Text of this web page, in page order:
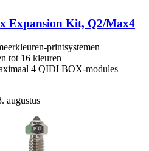
Expansion Kit, Q2/Max4
printsystemen
tot 16 kleuren
4 QIDI BOX-modules
augustus